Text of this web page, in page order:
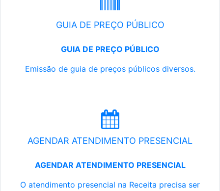
GUIA DE PREÇO PÚBLICO
GUIA DE PREÇO PÚBLICO
Emissão de guia de preços públicos diversos.
AGENDAR ATENDIMENTO PRESENCIAL
AGENDAR ATENDIMENTO PRESENCIAL
O atendimento presencial na Receita precisa ser